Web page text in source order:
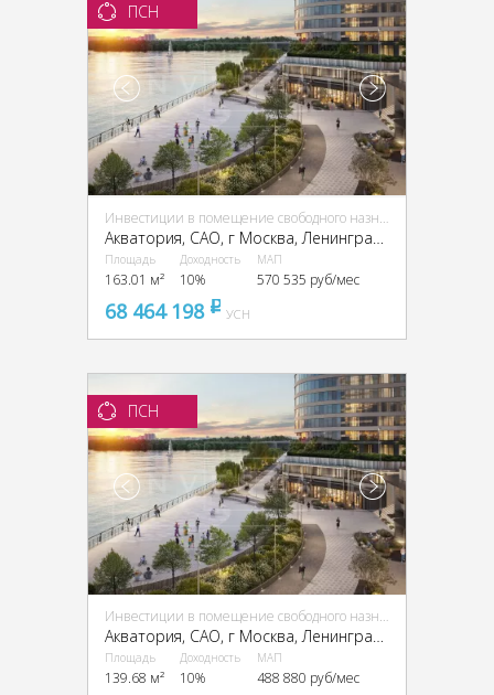
ПСН
Инвестиции в помещение свободного назначения (ПСН)
Площадь
163.01 м²
Доходность
10%
МАП
570 535 руб/мес
68 464 198 pуб
УСН
ПСН
Инвестиции в помещение свободного назначения (ПСН)
Акватория, CАО, г Москва, Ленинградское ш., 69
Площадь
139.68 м²
Доходность
10%
МАП
488 880 руб/мес